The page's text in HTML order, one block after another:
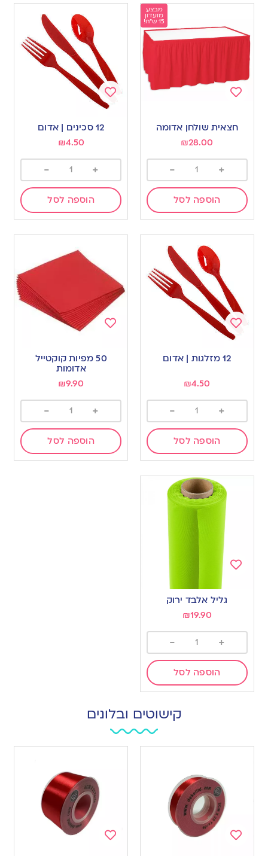
מבצע
מועדון
15 ש"ח!
wishlist
חצאית שולחן אדומה
₪28.00
+
-
הוספה לסל
Add
wishlist
12 סכינים | אדום
₪4.50
+
-
הוספה לסל
Add
12 מזלגות | אדום
₪4.50
+
-
הוספה לסל
50 מפיות קוקטייל
אדומות
₪9.90
+
-
הוספה לסל
גליל אלבד ירוק
₪19.90
+
-
הוספה לסל
קישוטים ובלונים